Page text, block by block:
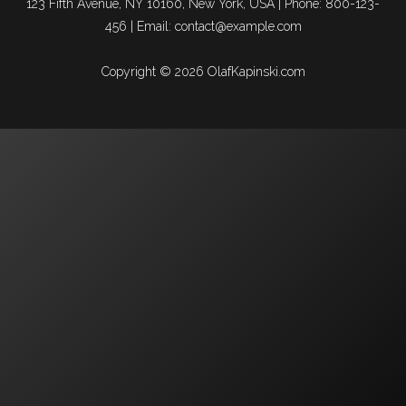
123 Fifth Avenue, NY 10160, New York, USA | Phone: 800-123-
456 | Email: contact@example.com
Copyright © 2026 OlafKapinski.com